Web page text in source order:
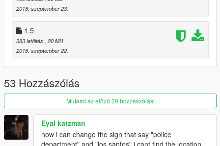
2018. szeptember 23.
1.5
383 letöltés , 20 MB
2018. szeptember 22.
53 Hozzászólás
Mutasd az előző 20 hozzászólást
Eyal katzman
how i can change the sign that say "police